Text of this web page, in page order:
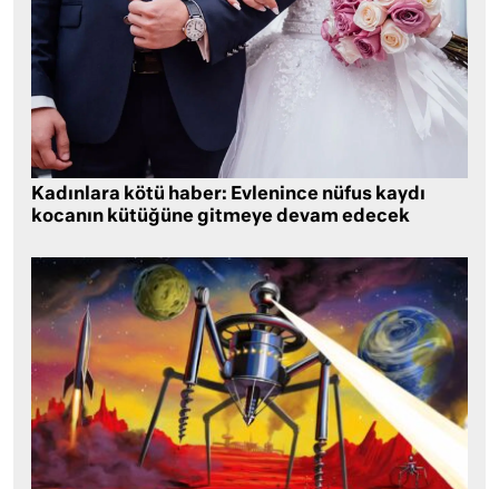
Kadınlara kötü haber: Evlenince nüfus kaydı
kocanın kütüğüne gitmeye devam edecek